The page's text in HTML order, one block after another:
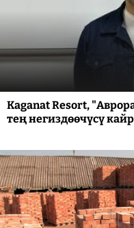
Kaganat Resort,
тең негиздөөчүсү